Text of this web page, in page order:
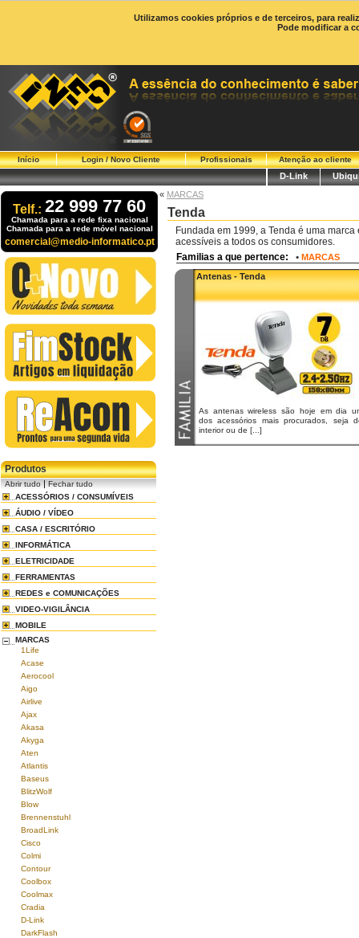
Utilizamos cookies próprios e de terceiros, para
Pode modificar a
Início Login / Novo Cliente Profissionais Atenção ao cliente
D-Link
Telf.: 22 999 77 60
Chamada para a rede fixa nacional
Chamada para a rede móvel nacional
comercial@medio-informatico.pt
Produtos
Abrir tudo|Fechar tudo
ACESSÓRIOS / CONSUMÍVEIS
ÁUDIO / VÍDEO
CASA / ESCRITÓRIO
INFORMÁTICA
ELETRICIDADE
FERRAMENTAS
REDES e COMUNICAÇÕES
VIDEO-VIGILÂNCIA
MOBILE
MARCAS
1Life
Acase
Aerocool
Aigo
Airlive
Ajax
Akasa
Akyga
Aten
Atlantis
Baseus
BlitzWolf
Blow
Brennenstuhl
BroadLink
Cisco
Colmi
Contour
Coolbox
Coolmax
Cradia
D-Link
DarkFlash
« MARCAS
Tenda
Fundada em 1999, a Tenda é uma
acessíveis a todos os consumidores.
Familias a que pertence: • MARCAS
Antenas - Tenda
As antenas wireless são hoje em dia
dos acessórios mais procurados, seja
interior ou de [...]